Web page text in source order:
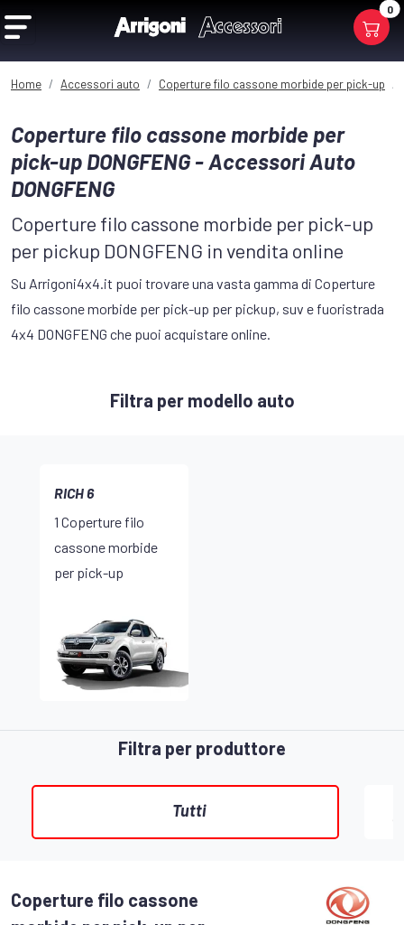
0
Home Accessori auto Coperture filo cassone morbide per pick-up
Coperture filo cassone morbide per
pick-up DONGFENG - Accessori Auto
DONGFENG
Coperture filo cassone morbide per pick-up
per pickup DONGFENG in vendita online
Su Arrigoni4x4.it puoi trovare una vasta gamma di Coperture
filo cassone morbide per pick-up per pickup, suv e fuoristrada
4x4 DONGFENG che puoi acquistare online.
Filtra per modello auto
RICH 6
1 Coperture filo
cassone morbide
per pick-up
Filtra per produttore
Tutti
Coperture filo cassone